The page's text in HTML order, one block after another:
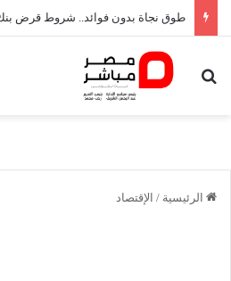
طوق نجاة بدون فوائد.. شروط قرض بنك
بحث عن
الرئيسية / الإقتصاد